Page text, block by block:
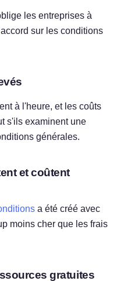
les entreprises à
sur les conditions
à l'heure, et les coûts
s'ils examinent une
générales.
et coûtent
a été créé avec
moins cher que les frais
gratuites